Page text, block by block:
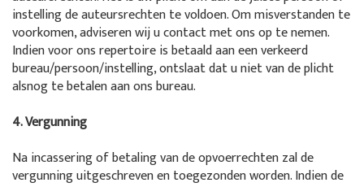
instelling de auteursrechten te voldoen. Om misverstanden te
voorkomen, adviseren wij u contact met ons op te nemen.
Indien voor ons repertoire is betaald aan een verkeerd
bureau/persoon/instelling, ontslaat dat u niet van de plicht
alsnog te betalen aan ons bureau.
4. Vergunning
Na incassering of betaling van de opvoerrechten zal de
vergunning uitgeschreven en toegezonden worden. Indien de